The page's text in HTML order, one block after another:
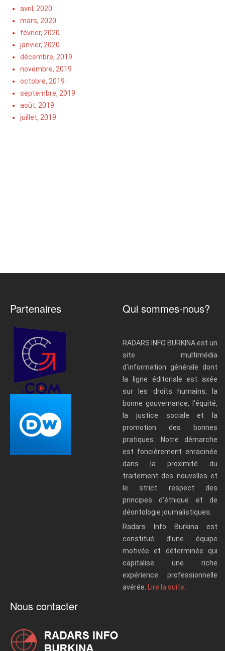
avril, 2020
mars, 2020
février, 2020
janvier, 2020
décembre, 2019
novembre, 2019
octobre, 2019
septembre, 2019
août, 2019
juillet, 2019
Partenaires Qui sommes-nous?
RADARS INFO BURKINA est un
site multimédia
d’information générale dont
la ligne éditoriale est axée
sur les droits humains, la
bonne gouvernance, l’équité,
la justice sociale et la
promotion des bonnes
pratiques. Notre démarche
est foncièrement enracinée
dans la proximité du
traitement des nouvelles et
le strict respect des
principes d’éthique et de
déontologie journalistiques.
Radars Info Burkina est
constitué d’une équipe
motivée et déterminée qui
capitalise une riche
expérience professionnelle
avérée.
Lire la suite..
Nous contacter